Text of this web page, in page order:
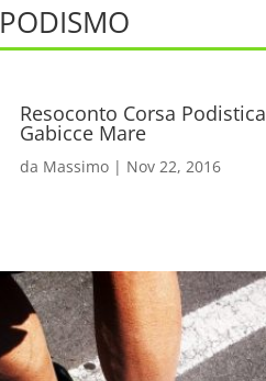
PODISMO
Resoconto Corsa Podistica
Gabicce Mare
da Massimo| Nov 22, 2016